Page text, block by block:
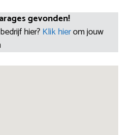
gevonden!
hier? Klik hierom jouw